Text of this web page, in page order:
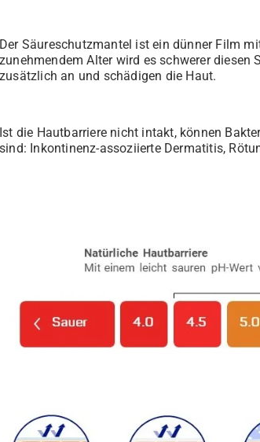
Der Säureschutzmantel ist ein dünner Film
zunehmendem Alter wird es schwerer
zusätzlich an und schädigen die Haut.
Ist die Hautbarriere nicht intakt, können
sind: Inkontinenz-assoziierte Dermatitis,